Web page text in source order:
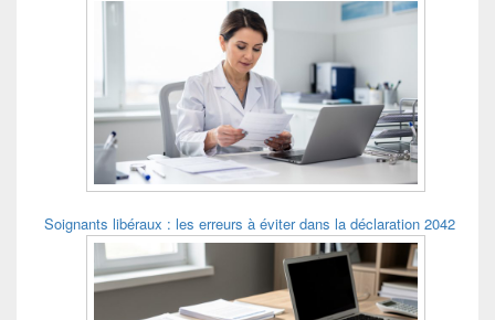
Soignants libéraux : les erreurs à éviter dans la déclaration 2042